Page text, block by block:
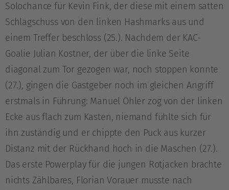
Solochance für Kevin Fink, der diese mit einem satten
Schlagschuss von den linken Hashmarks aus und
einem Treffer beschloss (25.). Nachdem der KAC-
Goalie Julian Kostner, der über die linke Seite
diagonal zum Tor gezogen war, noch stoppen konnte
(27.), gingen die Gastgeber noch im gleichen Angriff
erstmals in Führung: Manuel Öhler zog von der linken
Ecke aus flach zum Kasten, niemand fühlte sich für
ihn zuständig und er chippte den Puck aus kurzer
Distanz mit der Rückhand hoch in die Maschen (27.).
Das erste Powerplay für die jungen Rotjacken brachte
nichts Zählbares, Florian Vorauer musste nach